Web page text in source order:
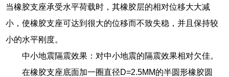
当橡胶支座承受水平荷载时，其橡胶层的相对位移大大减
小，使橡胶支座可达到很大的位移而不致失稳，并且保持较
小的水平刚度。
中小地震隔震效果：对中小地震的隔震效果相对欠佳。
在橡胶支座底面加一圈直径D=2.5MM的半圆形橡胶圆